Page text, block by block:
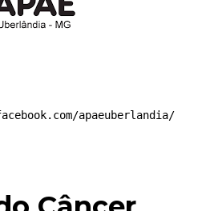
apaeuberlandia/